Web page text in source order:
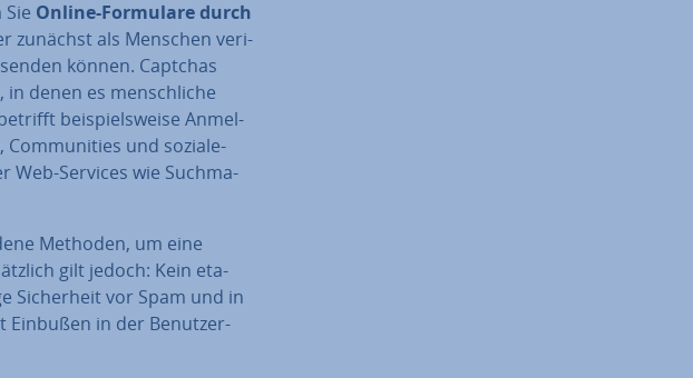
Online-Formulare durch
zunächst als Menschen ve­ri­
können. Captchas
denen es mensch­li­che
bei­spiels­wei­se An­mel­
Com­mu­ni­ties und soziale-
Web-Services wie Such­ma­
Methoden, um eine
gilt jedoch: Kein eta­
Si­cher­heit vor Spam und in
Einbußen in der Be­nut­zer­